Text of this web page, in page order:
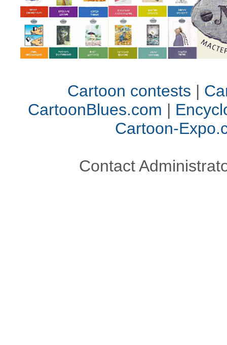
Cartoon contests |
CartoonBlues.com |
Cartoon-
Contact